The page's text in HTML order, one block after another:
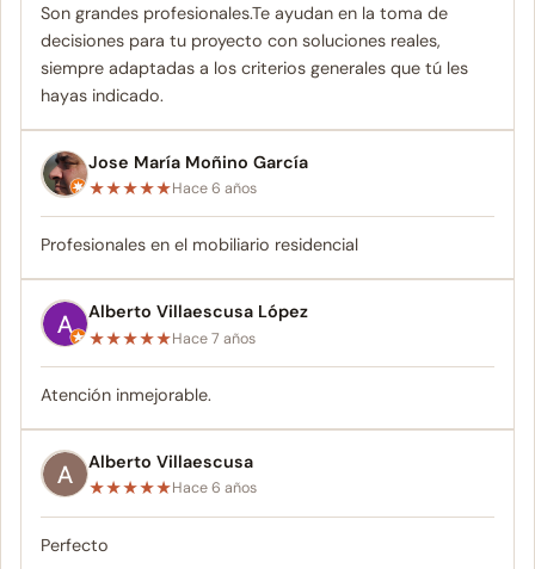
Son grandes profesionales.Te ayudan en la toma de
decisiones para tu proyecto con soluciones reales,
siempre adaptadas a los criterios generales que tú les
hayas indicado.
Jose María Moñino García
★★★★★Hace 6 años
Profesionales en el mobiliario residencial
Alberto Villaescusa López
★★★★★Hace 7 años
Atención inmejorable.
Alberto Villaescusa
★★★★★Hace 6 años
Perfecto